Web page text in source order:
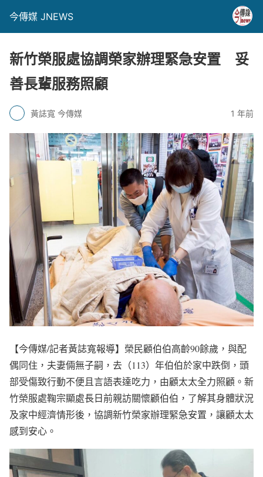
今傳媒 JNEWS
新竹榮服處協調榮家辦理緊急安置 妥
善長輩服務照顧
黃誌寬 今傳媒 1 年前
【今傳媒/記者黃誌寬報導】榮民顧伯伯高齡90餘歲，與配
偶同住，夫妻倆無子嗣，去（113）年伯伯於家中跌倒，頭
部受傷致行動不便且言語表達吃力，由顧太太全力照顧。新
竹榮服處鞠宗顯處長日前親訪關懷顧伯伯，了解其身體狀況
及家中經濟情形後，協調新竹榮家辦理緊急安置，讓顧太太
感到安心。